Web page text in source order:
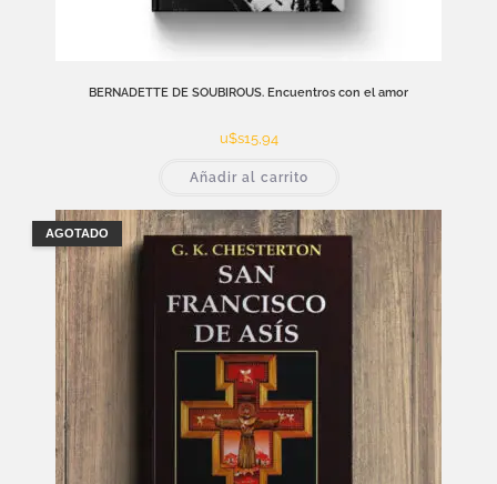
BERNADETTE DE SOUBIROUS. Encuentros con el amor
u$s15,94
Añadir al carrito
AGOTADO